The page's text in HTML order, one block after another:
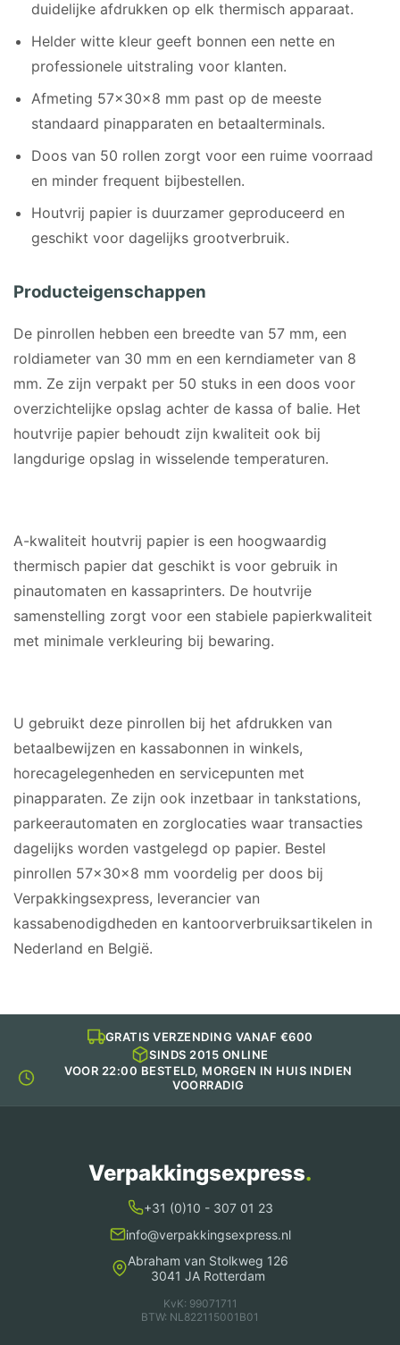
duidelijke afdrukken op elk thermisch apparaat.
Helder witte kleur geeft bonnen een nette en
professionele uitstraling voor klanten.
Afmeting 57x30x8 mm past op de meeste
standaard pinapparaten en betaalterminals.
Doos van 50 rollen zorgt voor een ruime voorraad
en minder frequent bijbestellen.
Houtvrij papier is duurzamer geproduceerd en
geschikt voor dagelijks grootverbruik.
Producteigenschappen
De pinrollen hebben een breedte van 57 mm, een
roldiameter van 30 mm en een kerndiameter van 8
mm. Ze zijn verpakt per 50 stuks in een doos voor
overzichtelijke opslag achter de kassa of balie. Het
houtvrije papier behoudt zijn kwaliteit ook bij
langdurige opslag in wisselende temperaturen.
A-kwaliteit houtvrij papier is een hoogwaardig
thermisch papier dat geschikt is voor gebruik in
pinautomaten en kassaprinters. De houtvrije
samenstelling zorgt voor een stabiele papierkwaliteit
met minimale verkleuring bij bewaring.
U gebruikt deze pinrollen bij het afdrukken van
betaalbewijzen en kassabonnen in winkels,
horecagelegenheden en servicepunten met
pinapparaten. Ze zijn ook inzetbaar in tankstations,
parkeerautomaten en zorglocaties waar transacties
dagelijks worden vastgelegd op papier. Bestel
pinrollen 57x30x8 mm voordelig per doos bij
Verpakkingsexpress, leverancier van
kassabenodigdheden en kantoorverbruiksartikelen in
Nederland en België.
GRATIS VERZENDING VANAF €600
SINDS 2015 ONLINE
VOOR 22:00 BESTELD, MORGEN IN HUIS INDIEN
VOORRADIG
Verpakkingsexpress.
+31 (0)10 - 307 01 23
info@verpakkingsexpress.nl
Abraham van Stolkweg 126
3041 JA Rotterdam
KvK: 99071711
BTW: NL822115001B01